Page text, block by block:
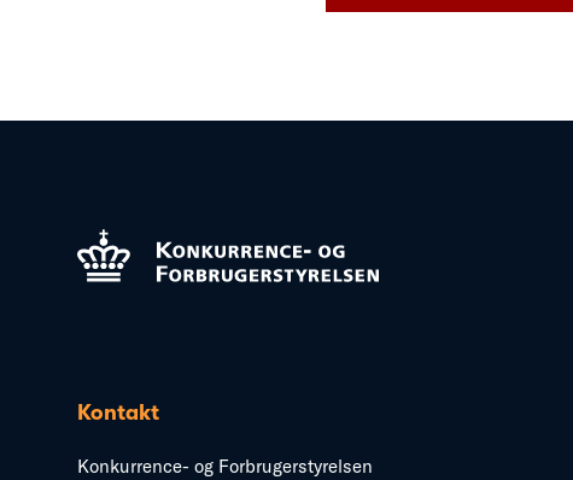
Kontakt
Konkurrence- og Forbrugerstyrelsen